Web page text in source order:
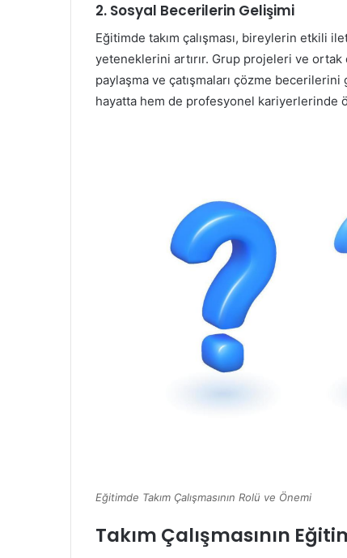
2. Sosyal Becerilerin Gelişimi
Eğitimde takım çalışması, bireylerin etkili
yeteneklerini artırır. Grup projeleri ve
paylaşma ve çatışmaları çözme
hayatta hem de profesyonel kariyerlerinde
Eğitimde Takım Çalışmasının Rolü ve Önemi
Takım Çalışmasının